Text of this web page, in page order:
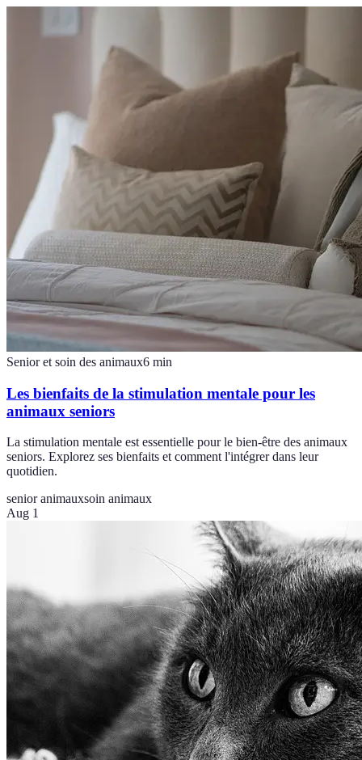
Senior et soin des animaux6 min
Les bienfaits de la stimulation mentale pour les
animaux seniors
La stimulation mentale est essentielle pour le bien-être des animaux
seniors. Explorez ses bienfaits et comment l'intégrer dans leur
quotidien.
senior animauxsoin animaux
Aug 1